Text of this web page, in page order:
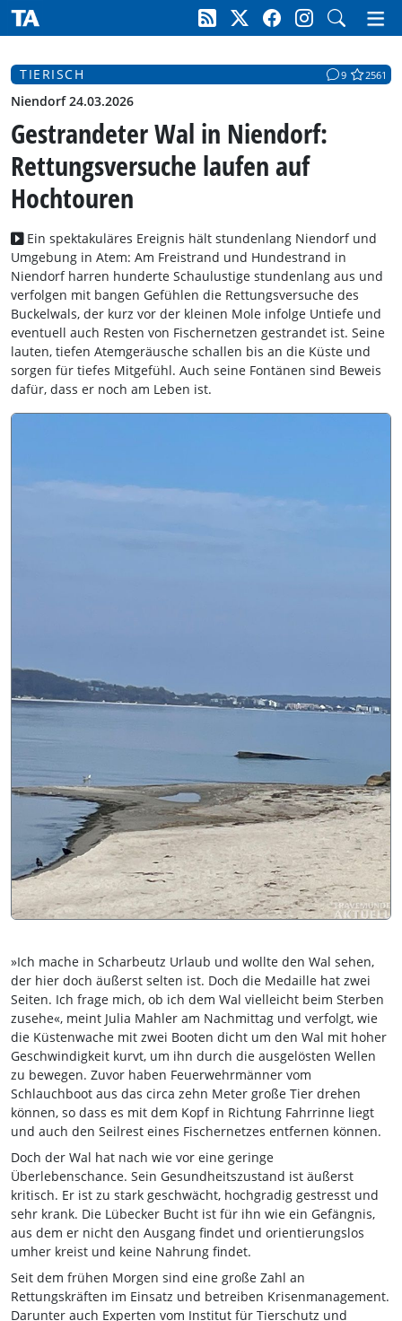
TIERISCH 9 2561
Niendorf 24.03.2026
Gestrandeter Wal in Niendorf:
Rettungsversuche laufen auf
Hochtouren
Ein spektakuläres Ereignis hält stundenlang Niendorf und
Umgebung in Atem: Am Freistrand und Hundestrand in
Niendorf harren hunderte Schaulustige stundenlang aus und
verfolgen mit bangen Gefühlen die Rettungsversuche des
Buckelwals, der kurz vor der kleinen Mole infolge Untiefe und
eventuell auch Resten von Fischernetzen gestrandet ist. Seine
lauten, tiefen Atemgeräusche schallen bis an die Küste und
sorgen für tiefes Mitgefühl. Auch seine Fontänen sind Beweis
dafür, dass er noch am Leben ist.
»Ich mache in Scharbeutz Urlaub und wollte den Wal sehen,
der hier doch äußerst selten ist. Doch die Medaille hat zwei
Seiten. Ich frage mich, ob ich dem Wal vielleicht beim Sterben
zusehe«, meint Julia Mahler am Nachmittag und verfolgt, wie
die Küstenwache mit zwei Booten dicht um den Wal mit hoher
Geschwindigkeit kurvt, um ihn durch die ausgelösten Wellen
zu bewegen. Zuvor haben Feuerwehrmänner vom
Schlauchboot aus das circa zehn Meter große Tier drehen
können, so dass es mit dem Kopf in Richtung Fahrrinne liegt
und auch den Seilrest eines Fischernetzes entfernen können.
Doch der Wal hat nach wie vor eine geringe
Überlebenschance. Sein Gesundheitszustand ist äußerst
kritisch. Er ist zu stark geschwächt, hochgradig gestresst und
sehr krank. Die Lübecker Bucht ist für ihn wie ein Gefängnis,
aus dem er nicht den Ausgang findet und orientierungslos
umher kreist und keine Nahrung findet.
Seit dem frühen Morgen sind eine große Zahl an
Rettungskräften im Einsatz und betreiben Krisenmanagement.
Darunter auch Experten vom Institut für Tierschutz und